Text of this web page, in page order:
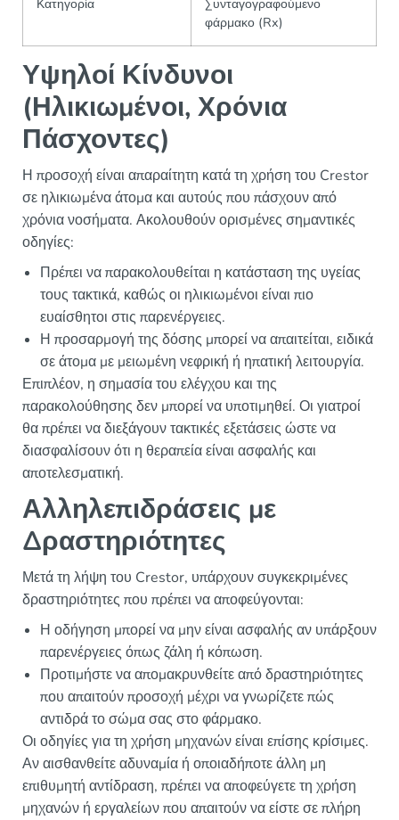
Κατηγορία
Συνταγογραφούμενο
φάρμακο (Rx)
Υψηλοί Κίνδυνοι
(Ηλικιωμένοι, Χρόνια
Πάσχοντες)
Η προσοχή είναι απαραίτητη κατά τη χρήση του Crestor
σε ηλικιωμένα άτομα και αυτούς που πάσχουν από
χρόνια νοσήματα. Ακολουθούν ορισμένες σημαντικές
οδηγίες:
Πρέπει να παρακολουθείται η κατάσταση της υγείας
τους τακτικά, καθώς οι ηλικιωμένοι είναι πιο
ευαίσθητοι στις παρενέργειες.
Η προσαρμογή της δόσης μπορεί να απαιτείται, ειδικά
σε άτομα με μειωμένη νεφρική ή ηπατική λειτουργία.
Επιπλέον, η σημασία του ελέγχου και της
παρακολούθησης δεν μπορεί να υποτιμηθεί. Οι γιατροί
θα πρέπει να διεξάγουν τακτικές εξετάσεις ώστε να
διασφαλίσουν ότι η θεραπεία είναι ασφαλής και
αποτελεσματική.
Αλληλεπιδράσεις με
Δραστηριότητες
Μετά τη λήψη του Crestor, υπάρχουν συγκεκριμένες
δραστηριότητες που πρέπει να αποφεύγονται:
Η οδήγηση μπορεί να μην είναι ασφαλής αν υπάρξουν
παρενέργειες όπως ζάλη ή κόπωση.
Προτιμήστε να απομακρυνθείτε από δραστηριότητες
που απαιτούν προσοχή μέχρι να γνωρίζετε πώς
αντιδρά το σώμα σας στο φάρμακο.
Οι οδηγίες για τη χρήση μηχανών είναι επίσης κρίσιμες.
Αν αισθανθείτε αδυναμία ή οποιαδήποτε άλλη μη
επιθυμητή αντίδραση, πρέπει να αποφεύγετε τη χρήση
μηχανών ή εργαλείων που απαιτούν να είστε σε πλήρη